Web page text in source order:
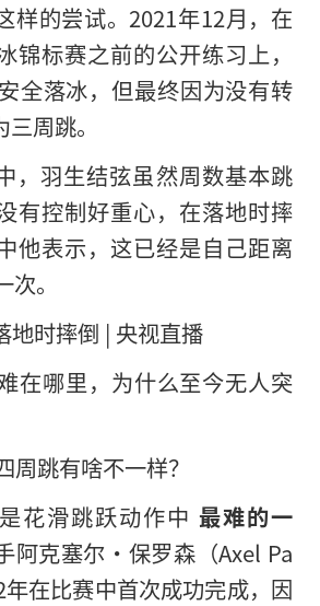
样的尝试。2021年12月，在
锦标赛之前的公开练习上，
全落冰，但最终因为没有转
周跳。
，羽生结弦虽然周数基本跳
有控制好重心，在落地时摔
他表示，这已经是自己距离
。
地时摔倒 | 央视直播
在哪里，为什么至今无人突
周跳有啥不一样？
花滑跳跃动作中 最难的一
阿克塞尔·保罗森（Axel Pa
在比赛中首次成功完成，因